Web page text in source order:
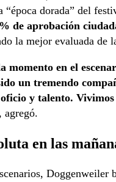
“época dorada” del
de aprobación
la mejor evaluada de
momento en el
un tremendo
y talento. Vivimos
, agregó.
en las
Doggenweiler